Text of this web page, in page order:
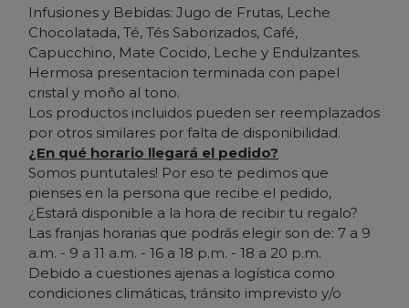
Infusiones y Bebidas: Jugo de Frutas, Leche
Chocolatada, Té, Tés Saborizados, Café,
Capucchino, Mate Cocido, Leche y Endulzantes.
Hermosa presentacion terminada con papel
cristal y moño al tono.
Los productos incluidos pueden ser reemplazados
por otros similares por falta de disponibilidad.
¿En qué horario llegará el pedido?
Somos puntutales! Por eso te pedimos que
pienses en la persona que recibe el pedido,
¿Estará disponible a la hora de recibir tu regalo?
Las franjas horarias que podrás elegir son de: 7 a 9
a.m. - 9 a 11 a.m. - 16 a 18 p.m. - 18 a 20 p.m.
Debido a cuestiones ajenas a logística como
condiciones climáticas, tránsito imprevisto y/o